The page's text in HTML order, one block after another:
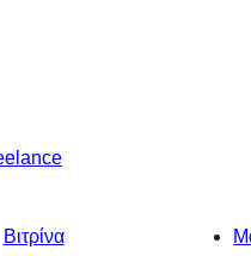
Βιτρίνα